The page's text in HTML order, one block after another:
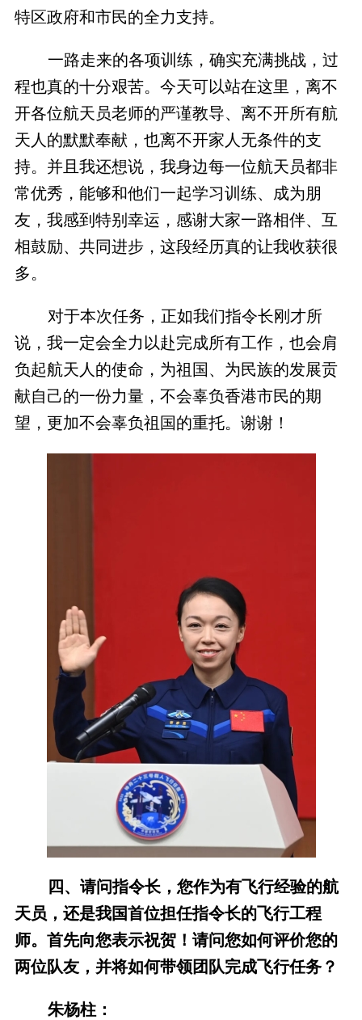
特区政府和市民的全力支持。
一路走来的各项训练，确实充满挑战，过
程也真的十分艰苦。今天可以站在这里，离不
开各位航天员老师的严谨教导、离不开所有航
天人的默默奉献，也离不开家人无条件的支
持。并且我还想说，我身边每一位航天员都非
常优秀，能够和他们一起学习训练、成为朋
友，我感到特别幸运，感谢大家一路相伴、互
相鼓励、共同进步，这段经历真的让我收获很
多。
对于本次任务，正如我们指令长刚才所
说，我一定会全力以赴完成所有工作，也会肩
负起航天人的使命，为祖国、为民族的发展贡
献自己的一份力量，不会辜负香港市民的期
望，更加不会辜负祖国的重托。谢谢！
四、请问指令长，您作为有飞行经验的航
天员，还是我国首位担任指令长的飞行工程
师。首先向您表示祝贺！请问您如何评价您的
两位队友，并将如何带领团队完成飞行任务？
朱杨柱：